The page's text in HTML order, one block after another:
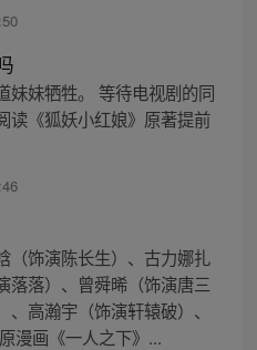
妹妹牺牲。 等待电视剧的同
读《狐妖小红娘》原著提前
（饰演陈长生）、古力娜扎
落落）、曾舜晞（饰演唐三
高瀚宇（饰演轩辕破）、
漫画《一人之下》...